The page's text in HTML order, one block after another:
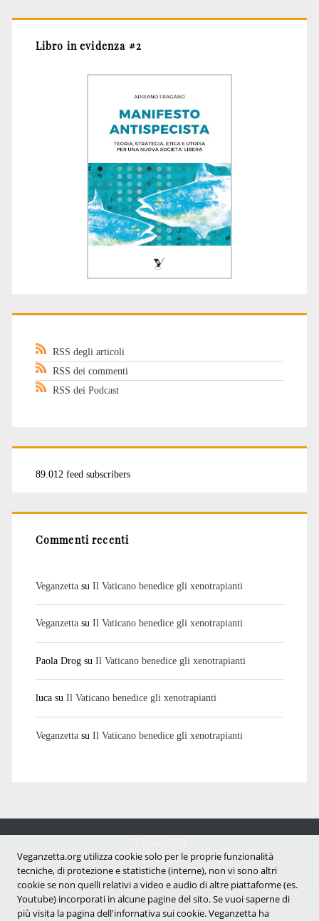
Libro in evidenza #2
RSS degli articoli
RSS dei commenti
RSS dei Podcast
89.012 feed subscribers
Commenti recenti
Veganzettasu Il Vaticano benedice gli xenotrapianti
Veganzettasu Il Vaticano benedice gli xenotrapianti
Paola Drogsu Il Vaticano benedice gli xenotrapianti
lucasu Il Vaticano benedice gli xenotrapianti
Veganzettasu Il Vaticano benedice gli xenotrapianti
Notizie dal mondo vegan e antispecista
Veganzetta.org utilizza cookie solo per le proprie funzionalità
tecniche, di protezione e statistiche (interne), non vi sono altri
cookie se non quelli relativi a video e audio di altre piattaforme (es.
Youtube) incorporati in alcune pagine del sito. Se vuoi saperne di
più visita la pagina dell'infornativa sui cookie. Veganzetta ha